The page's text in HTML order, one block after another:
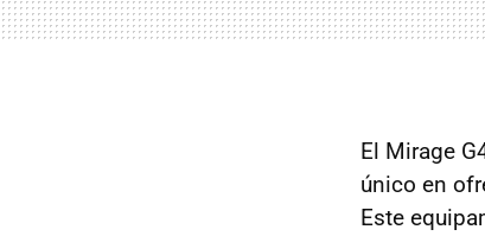
El Mirage
único en
Este